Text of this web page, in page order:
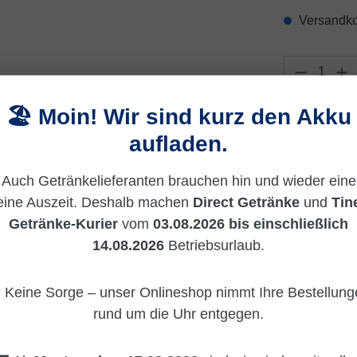
Zum
Weizen (20/0,5 Ltr. Glas
der Elbe.
🏖️ Moin! Wir sind kurz den Akku
aufladen.
Auch Getränkelieferanten brauchen hin und wieder eine
Auszeit. Deshalb machen Direct Getränkeund
Getränke-Kurier vom 03.08.2026 bis einschließlich
14.08.2026 Betriebsurlaub.
Keine Sorge – unser Onlineshop nimmt Ihre
rund um die Uhr entgegen.